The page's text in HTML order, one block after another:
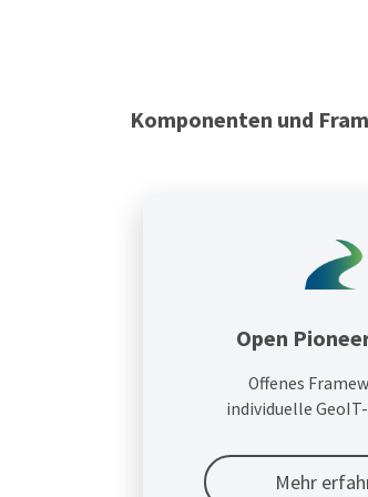
Komponenten und
Open
Offenes
individuelle
Mehr